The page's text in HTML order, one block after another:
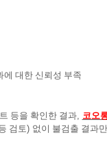
에 대한 신뢰성 부족
등을 확인한 결과, 코오
검토) 없이 불검출 결과